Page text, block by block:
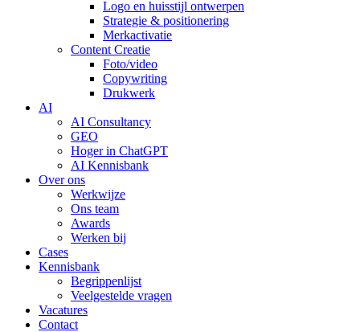
Logo en huisstijl ontwerpen
Strategie & positionering
Merkactivatie
Content Creatie
Foto/video
Copywriting
Drukwerk
AI
AI Consultancy
GEO
Hoger in ChatGPT
AI Kennisbank
Over ons
Werkwijze
Ons team
Awards
Werken bij
Cases
Kennisbank
Begrippenlijst
Veelgestelde vragen
Vacatures
Contact